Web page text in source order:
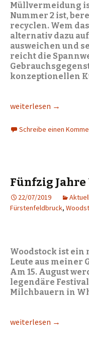
Müllvermeidung
Nummer 2 ist,
recyclen. Wem
alternativ dazu
ausweichen und
reicht die
konzeptionellen
Müllvermeidung: Müll
weiterlesen →
Schreibe einen
Fünfzig Jahre
22/07/2019
Fürstenfeldbruck,
Woodstock ist ein
Leute aus meiner
Am 15. August
legendäre
Milchbauern in
Fünfzig Jahre
weiterlesen →